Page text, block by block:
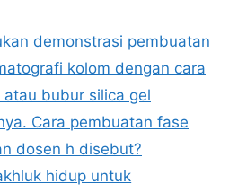
demonstrasi pembuatan
kolom dengan cara
bubur silica gel
Cara pembuatan fase
dosen h disebut?
hidup untuk